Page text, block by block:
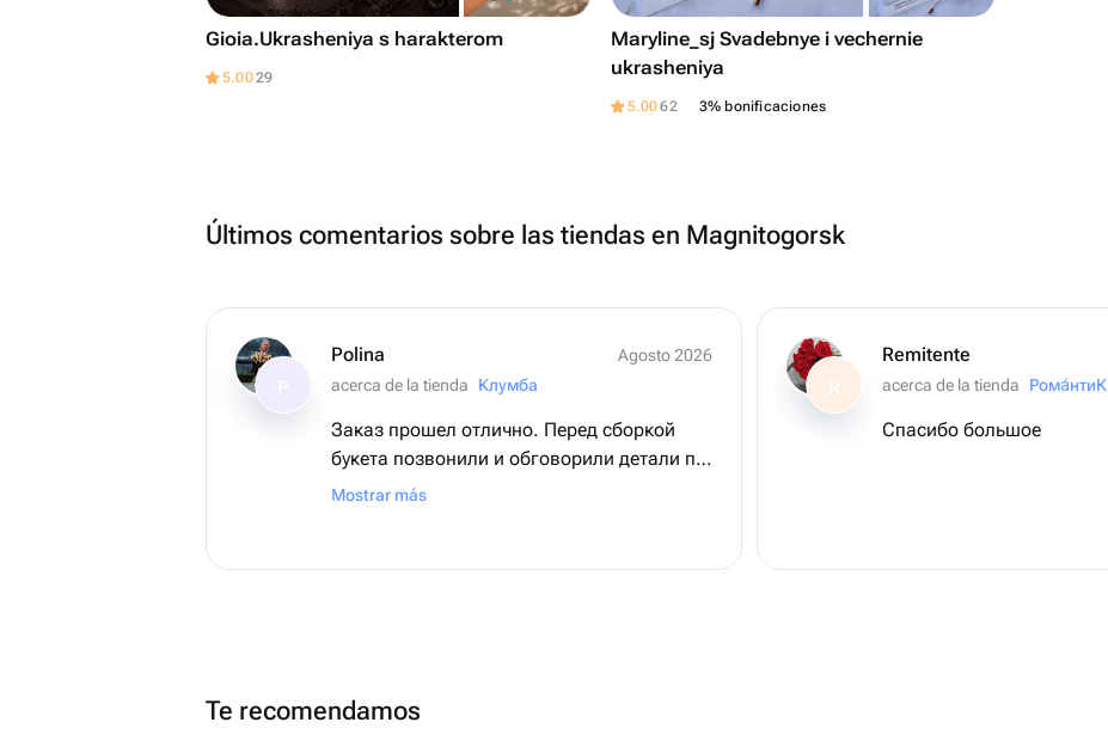
Gioia.Ukrasheniya s harakterom
5.0029
Maryline_sj Svadebnye i vechernie
ukrasheniya
5.0062 3% bonificaciones
Últimos comentarios sobre las tiendas en Magnitogorsk
Polina
Agosto 2026
acerca de la tienda
Клумба
Заказ прошел отлично. Перед сборкой
букета позвонили и обговорили детали по
заказу. Получателю очень понравилось.
Mostrar más
R
Remitente
acerca de la tienda
Рома́нтиК
Спасибо большое
Te recomendamos